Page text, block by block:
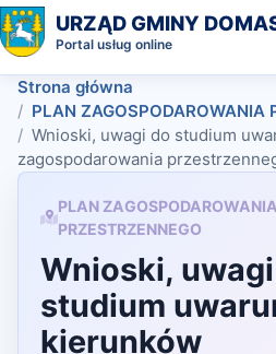
URZĄD GMINY
Portal usług online
Strona główna
PLAN ZAGOSPODAROWANIA
Wnioski, uwagi do studium
zagospodarowania
PLAN ZAGOSPODAROWANIA
PRZESTRZENNEGO
Wnioski,
studium
kierunków